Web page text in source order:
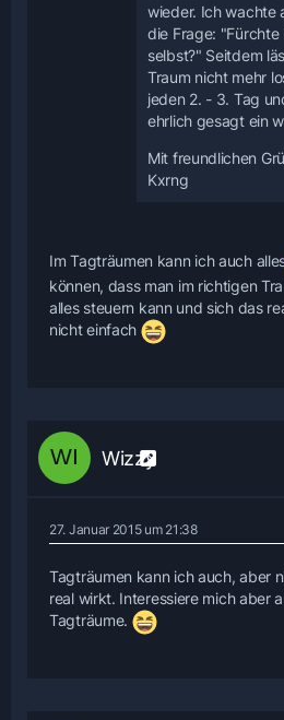
wieder. Ich wachte
die Frage: "Fürchte
selbst?" Seitdem
Traum nicht mehr
jeden 2. - 3. Tag
ehrlich gesagt ein
Mit freundlichen
Kxrng
Im Tagträumen kann ich auch
können, dass man im richtigen
alles steuern kann und sich das
nicht einfach
Wizzy
27. Januar 2015 um 21:38
Tagträumen kann ich auch, aber
real wirkt. Interessiere mich aber
Tagträume.